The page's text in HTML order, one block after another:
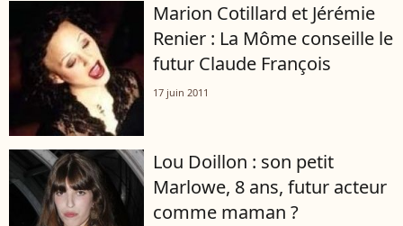
Marion Cotillard et Jérémie
Renier : La Môme conseille le
futur Claude François
17 juin 2011
Lou Doillon : son petit
Marlowe, 8 ans, futur acteur
comme maman ?